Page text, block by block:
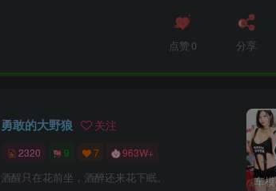
点赞 0 分享
勇敢的大野狼 关注
2320 9 7 963W+
酒醒只在花前坐，酒醉还来花下眠。